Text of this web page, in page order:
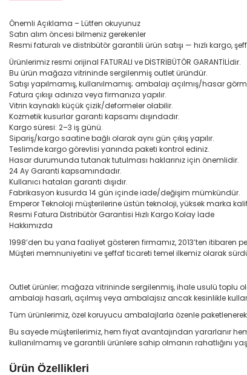
Önemli Açıklama – Lütfen okuyunuz
Satın alım öncesi bilmeniz gerekenler
Resmi faturalı ve distribütör garantili ürün satışı — hızlı kargo,
Ürünlerimiz resmi orijinal FATURALI ve DİSTRİBÜTÖR GARANTİLİdir.
Bu ürün mağaza vitrininde sergilenmiş outlet üründür.
Satışı yapılmamış, kullanılmamış; ambalajı açılmış/hasar
Fatura çıkışı adınıza veya firmanıza yapılır.
Vitrin kaynaklı küçük çizik/deformeler olabilir.
Kozmetik kusurlar garanti kapsamı dışındadır.
Kargo süresi: 2–3 iş günü.
Sipariş/kargo saatine bağlı olarak aynı gün çıkış yapılır.
Teslimde kargo görevlisi yanında paketi kontrol ediniz.
Hasar durumunda tutanak tutulması haklarınız için önemlidir.
24 Ay Garanti kapsamındadır.
Kullanıcı hataları garanti dışıdır.
Fabrikasyon kusurda 14 gün içinde iade/değişim mümkündür.
Emperor Teknoloji müşterilerine üstün teknoloji, yüksek marka
Resmi Fatura Distribütör Garantisi Hızlı Kargo Kolay İade
Hakkımızda
1998’den bu yana faaliyet gösteren firmamız, 2013’ten
Müşteri memnuniyetini ve şeffaf ticareti temel ilkemiz olarak
Outlet ürünler; mağaza vitrininde sergilenmiş, ihale usulü toplu
ambalajı hasarlı, açılmış veya ambalajsız ancak kesinlikle
Tüm ürünlerimiz, özel koruyucu ambalajlarla özenle
Bu sayede müşterilerimiz, hem fiyat avantajından yararlanır
kullanılmamış ve garantili ürünlere sahip olmanın rahatlığını
Ürün Özellikleri